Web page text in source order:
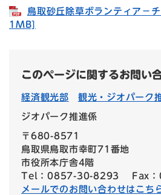
鳥取砂丘除草ボランティア−
1MB]
このページに関するお問い
経済観光部 観光・ジオパーク
ジオパーク推進係
〒680-8571
鳥取県鳥取市幸町71番地
市役所本庁舎4階
Tel：0857-30-8293
Fax
メールでのお問い合わせはこち